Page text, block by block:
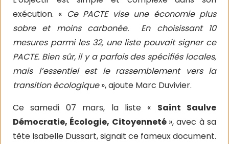
exécution. « Ce PACTE vise une économie plus
sobre et moins carbonée. En choisissant 10
mesures parmi les 32, une liste pouvait signer ce
PACTE. Bien sûr, il y a parfois des spécifiés locales,
mais l’essentiel est le rassemblement vers la
transition écologique», ajoute Marc Duvivier.
Ce samedi 07 mars, la liste « Saint Saulve
Démocratie, Écologie, Citoyenneté », avec à sa
tête Isabelle Dussart, signait ce fameux document.